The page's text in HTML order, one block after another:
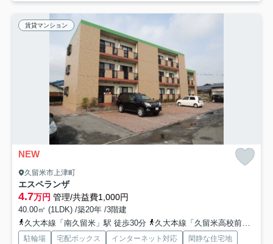
賃貸マンション
NEW
久留米市上津町
エスペランザ
4.7万円 管理/共益費1,000円
40.00㎡ (1LDK) /築20年 /3階建
久大本線「南久留米」駅 徒歩30分
久大本線「久留米高校前」駅 徒歩31分
駐輪場 宅配ボックス インターネット対応
閑静な住宅地